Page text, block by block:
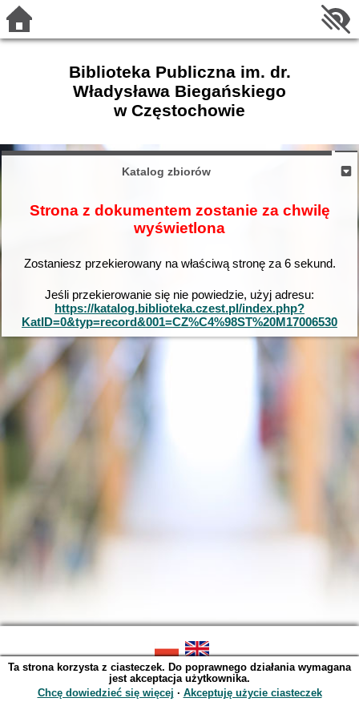
Biblioteka Publiczna im. dr.
Władysława Biegańskiego
w Częstochowie
Katalog zbiorów
Strona z dokumentem zostanie za chwilę
wyświetlona
Zostaniesz przekierowany na właściwą stronę za 6sekund.
Jeśli przekierowanie się nie powiedzie, użyj adresu:
https://katalog.biblioteka.czest.pl/index.php?
KatID=0&typ=record&001=CZ%C4%98ST%20M17006530
SOWA OPAC v. 6.11.9 (2026-07-21)
Wygenerowano w 0,0039 s.
Ta strona korzysta z ciasteczek. Do poprawnego działania wymagana
jest akceptacja użytkownika.
Chcę dowiedzieć się więcej ∙ Akceptuję użycie ciasteczek